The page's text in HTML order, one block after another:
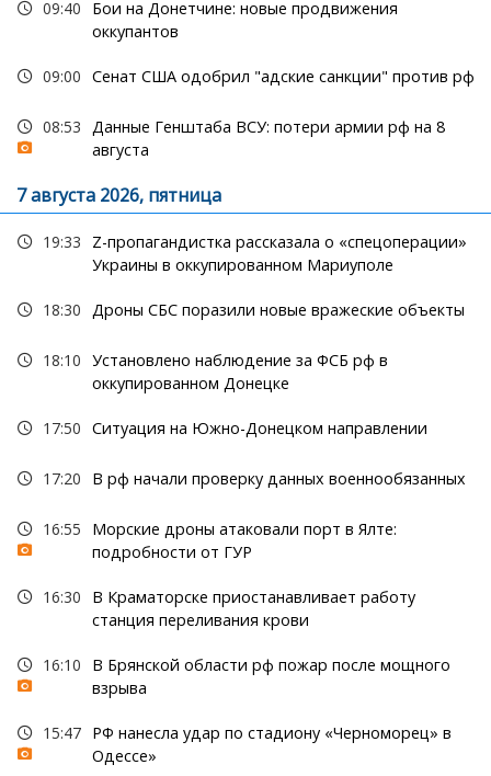
09:40
Бои на Донетчине: новые продвижения
оккупантов
09:00 Сенат США одобрил "адские санкции" против рф
08:53
Данные Генштаба ВСУ: потери армии рф на 8
августа
7 августа 2026, пятница
19:33
Z-пропагандистка рассказала о «спецоперации»
Украины в оккупированном Мариуполе
18:30 Дроны СБС поразили новые вражеские объекты
18:10 Установлено наблюдение за ФСБ рф в
оккупированном Донецке
17:50 Ситуация на Южно-Донецком направлении
17:20 В рф начали проверку данных военнообязанных
16:55
Морские дроны атаковали порт в Ялте:
подробности от ГУР
16:30
В Краматорске приостанавливает работу
станция переливания крови
16:10
В Брянской области рф пожар после мощного
взрыва
15:47 РФ нанесла удар по стадиону «Черноморец» в
Одессе»